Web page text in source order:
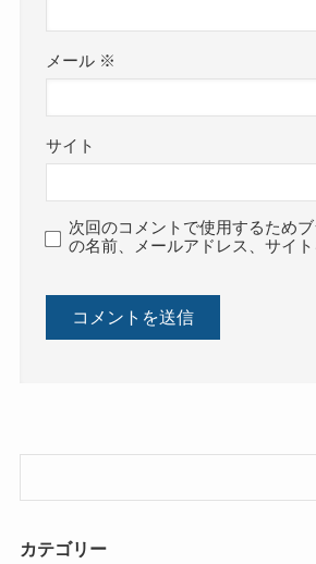
メール ※
サイト
次回のコメントで使用するため
の名前、メールアドレス、サイト
カテゴリー